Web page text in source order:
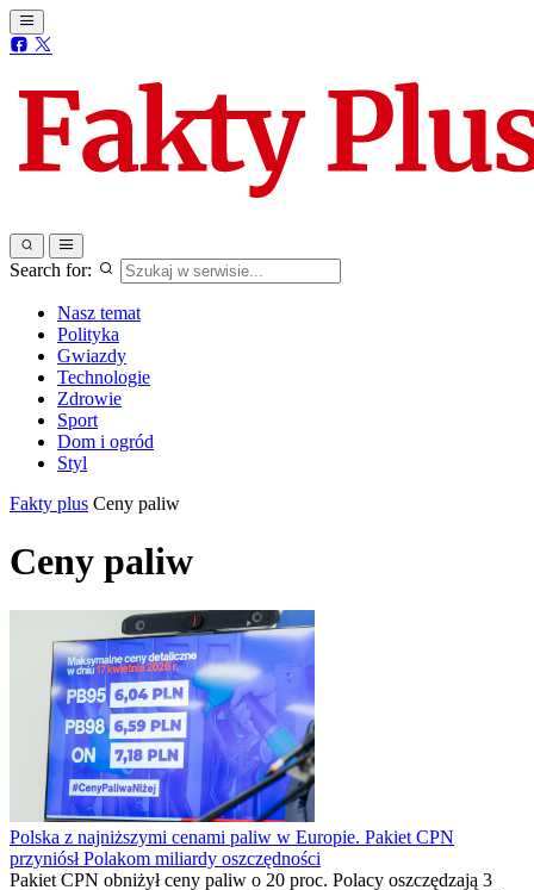
Search for:
Nasz temat
Polityka
Gwiazdy
Technologie
Zdrowie
Sport
Dom i ogród
Styl
Fakty plus Ceny paliw
Ceny paliw
Polska z najniższymi cenami paliw w Europie. Pakiet CPN
przyniósł Polakom miliardy oszczędności
Pakiet CPN obniżył ceny paliw o 20 proc. Polacy oszczędzają 3